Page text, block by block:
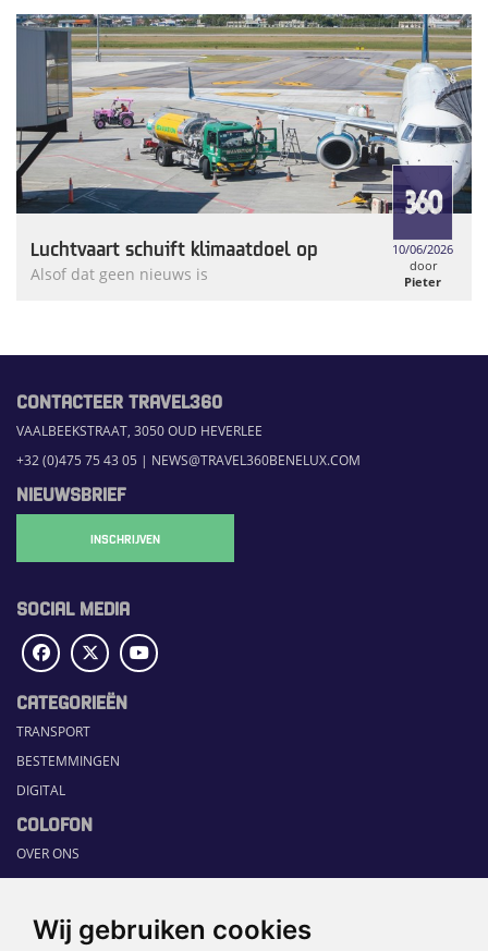
Wij gebruiken cookies
Luchtvaart schuift klimaatdoel op
Alsof dat geen nieuws is
10/06/2026
door
Pieter
CONTACTEER TRAVEL360
VAALBEEKSTRAAT, 3050 OUD HEVERLEE
+32 (0)475 75 43 05 | NEWS@TRAVEL360BENELUX.COM
NIEUWSBRIEF
INSCHRIJVEN
SOCIAL MEDIA
CATEGORIEËN
TRANSPORT
BESTEMMINGEN
DIGITAL
COLOFON
OVER ONS
COMMUNICATION PLATFORM
RUBRIEKEN